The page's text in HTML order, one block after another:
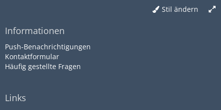
Stil ändern
Informationen
Push-Benachrichtigungen
Kontaktformular
Häufig gestellte Fragen
Links